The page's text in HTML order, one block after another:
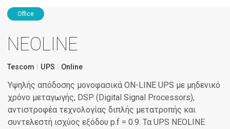
Office
NEOLINE
Tescom UPS Online
Υψηλής απόδοσης μονοφασικά ON-LINE UPS με μηδενικό
χρόνο μεταγωγής, DSP (Digital Signal Processors),
αντιστροφέα τεχνολογίας διπλής μετατροπής και
συντελεστή ισχύος εξόδου p.f = 0.9. Τα UPS NEOLINE